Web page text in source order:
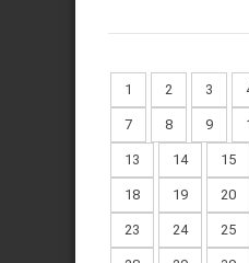
1 2 3
7 8 9
13 14 15
18 19 20
23 24 25